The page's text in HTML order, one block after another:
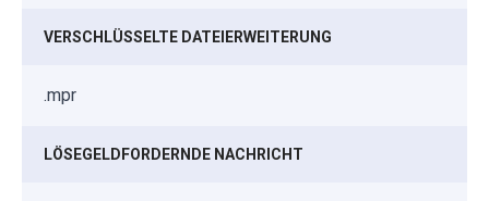
VERSCHLÜSSELTE DATEIERWEITERUNG
.mpr
LÖSEGELDFORDERNDE NACHRICHT